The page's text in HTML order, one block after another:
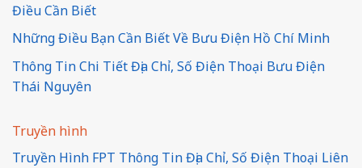
Điều Cần Biết
Những Điều Bạn Cần Biết Về Bưu Điện Hồ Chí Minh
Thông Tin Chi Tiết Địa Chỉ, Số Điện Thoại Bưu Điện
Thái Nguyên
Truyền hình
Truyền Hình FPT Thông Tin Địa Chỉ, Số Điện Thoại Liên